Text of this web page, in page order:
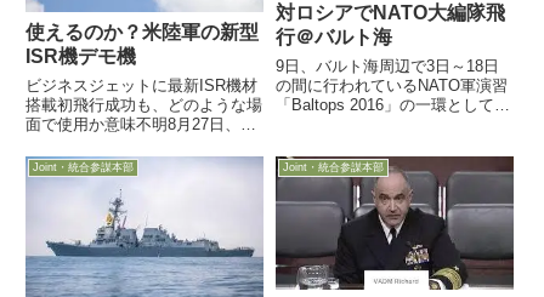
使えるのか？米陸軍の新型
ISR機デモ機
ビジネスジェットに最新ISR機材
搭載初飛行成功も、どのような場
面で使用か意味不明8月27日、米
aircraftの後継機検討の一環とし
て、Bombardier Global
6000/6500ビジ...
対ロシアでNATO大編隊飛
行＠バルト海
9日、バルト海周辺で3日～18日
の間に行われているNATO軍演習
「Baltops 2016」の一環として、
「Baltops演習」は昨年よりも大
規模になり、20カ国以上のNATO
諸国から、...
Joint・統合参謀本部 Joint・統合参謀本部